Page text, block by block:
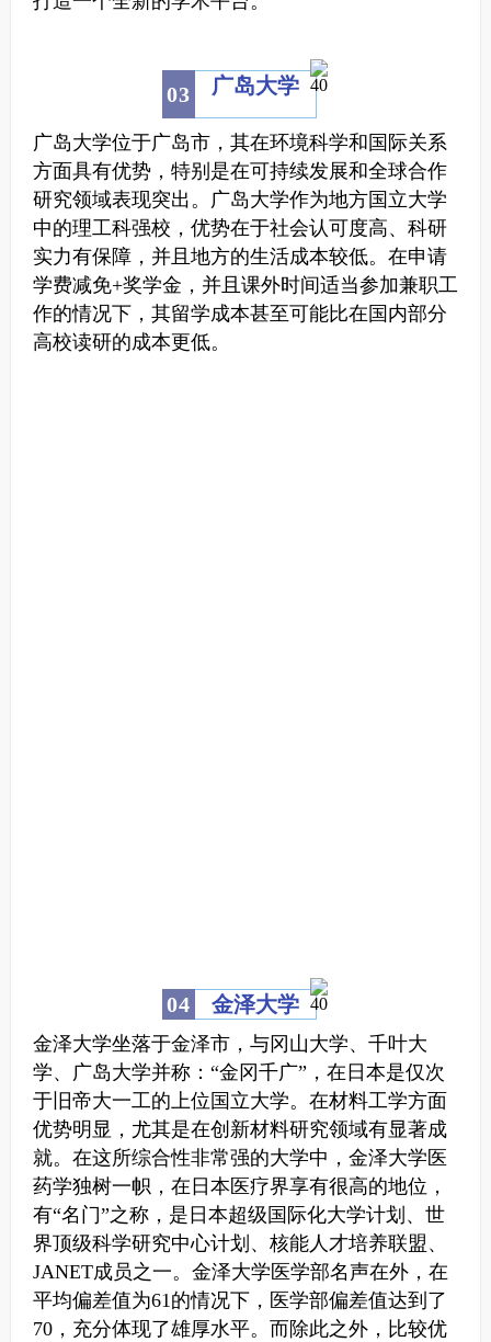
03 广岛大学
广岛大学位于广岛市，其在环境科学和国际关系
方面具有优势，特别是在可持续发展和全球合作
研究领域表现突出。
广岛大学作为地方国立大学
中的理工科强校，优势在于社会认可度高、科研
实力有保障，并且地方的生活成本较低。 在申请
学费减免+奖学金，并且课外时间适当参加兼职工
作的情况下，其留学成本甚至可能比在国内部分
高校读研的成本更低。
04 金泽大学
金泽大学坐落于金泽市，与冈山大学、千叶大
学、广岛大学并称：“金冈千广”，在日本是仅次
于旧帝大一工的上位国立大学。在材料工学方面
优势明显，尤其是在创新材料研究领域有显著成
就。 在这所综合性非常强的大学中，金泽大学医
药学独树一帜，在日本医疗界享有很高的地位，
有“名门”之称，是日本超级国际化大学计划、世
界顶级科学研究中心计划、核能人才培养联盟、
JANET成员之一。 金泽大学医学部名声在外，在
平均偏差值为61的情况下，医学部偏差值达到了
70，充分体现了雄厚水平。 而除此之外，比较优